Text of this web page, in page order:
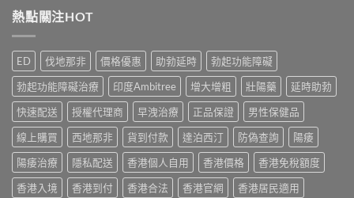
購
南〉
中
真
用
心
得
與
購
買
建
議〉
中
有
香
港
用
家
必
讀
用
法
用
量
完
片
副
用
安
全
嗎？
香
港
用
家
真
實
服
熱點關注HOT
ED 伐地那非 價格優惠 助勃延時
勃起功能障礙
勃起功能障礙治療
印度Ambitree 增大增粗 壯陽藥
延時助勃
快速配送
授權代理商 早洩治療 正品保證
男性保健品
線上購買
西地那非 貨到付款 達泊西汀 防偽查詢
陽痿
陽痿治療
隱私配送 香港個人自用 香港價格
香港免稅額度
香港入境
香港到付 香港合法 香港官網
香港居民適用